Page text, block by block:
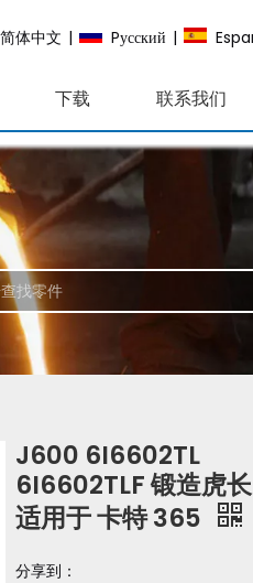
简体中文 | Pусский |
下载 联系我们
J600 6I6602TL
6I6602TLF 锻造虎
适用于 卡特 365
分享到：